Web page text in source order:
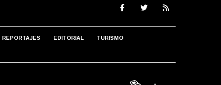
REPORTAJES EDITORIAL TURISMO